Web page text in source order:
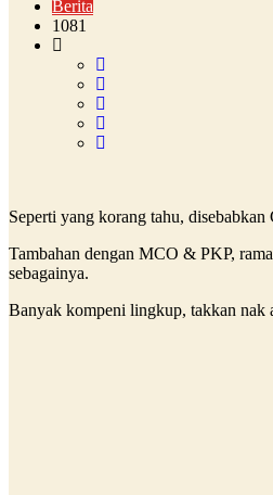
Berita
1081
Seperti yang korang tahu,
Tambahan dengan MCO & PKP,
sebagainya.
Banyak kompeni lingkup, takkan nak